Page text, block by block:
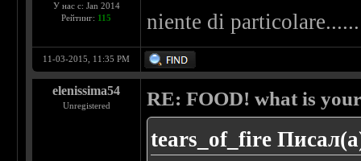
У нас с: Jan 2014
Рейтинг: 115 niente di
11-03-2015, 11:35 PM
elenissima54
Unregistered RE: FOOD! what is
tears_of_fire